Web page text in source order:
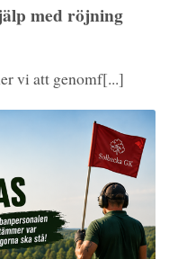
med röjning
vi att genomf[...]